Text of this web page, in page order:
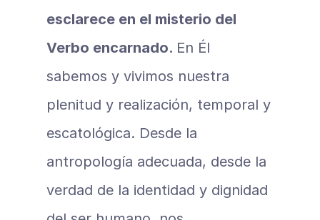
esclarece en el misterio del
Verbo encarnado. En Él
sabemos y vivimos nuestra
plenitud y realización, temporal y
escatológica. Desde la
antropología adecuada, desde la
verdad de la identidad y dignidad